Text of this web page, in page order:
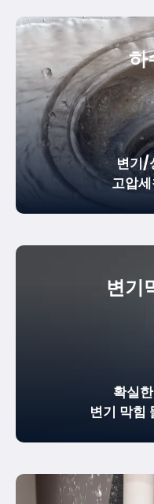
하
변기/
고압
변기
확실한
변기 막힘